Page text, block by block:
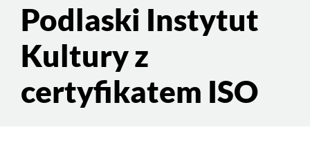
Treść
stronyPodlaski Instytut
Kultury z
certyfikatem ISO